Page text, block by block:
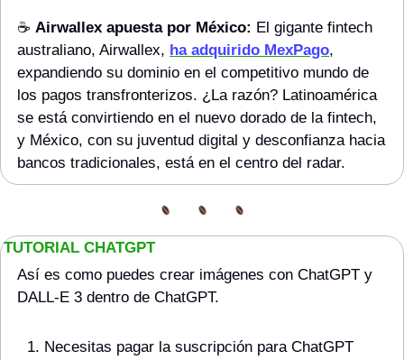
☕️ Airwallex apuesta por México: El gigante fintech
australiano, Airwallex, ha adquirido MexPago,
expandiendo su dominio en el competitivo mundo de
los pagos transfronterizos. ¿La razón? Latinoamérica
se está convirtiendo en el nuevo dorado de la fintech,
y México, con su juventud digital y desconfianza hacia
bancos tradicionales, está en el centro del radar.
TUTORIAL CHATGPT
Así es como puedes crear imágenes con ChatGPT y
DALL-E 3 dentro de ChatGPT.
Necesitas pagar la suscripción para ChatGPT